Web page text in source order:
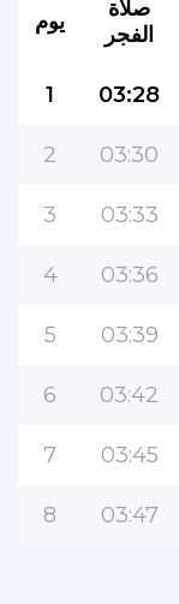
يوم
صلاة
الفجر
1 03:28
2 03:30
3 03:33
4 03:36
5 03:39
6 03:42
7 03:45
8 03:47